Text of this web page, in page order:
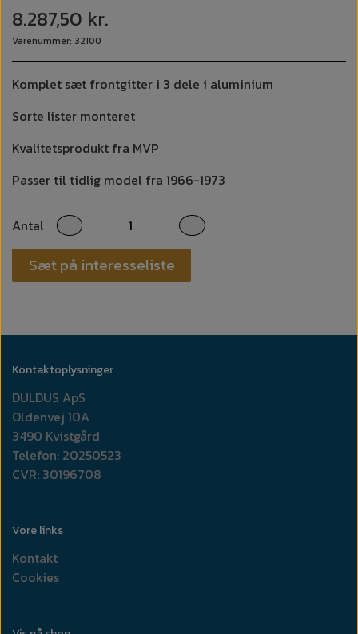
8.287,50 kr.
Varenummer: 32100
Komplet sæt frontgitter i 3 dele i aluminium
Sorte lister monteret
Kvalitetsprodukt fra MVP
Passer til tidlig model fra 1966-1973
Antal
Sæt på interesseliste
Kontaktoplysninger
DULDUS ApS
Oldenvej 10A
3490 Kvistgård
Telefon: 20250523
CVR: 30196708
Vore links
Kontakt
Cookies